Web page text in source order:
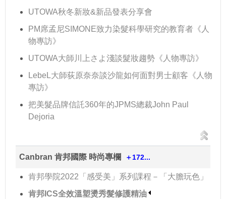
UTOWA秋冬新妝&新品發表分享會
PM席孟尼SIMONE致力染髮科學研究的教育者《人
物專訪》
UTOWA大師川上さよ淺談髮妝趨勢《人物專訪》
LebeL大師荻原奈奈談沙龍如何面對男士顧客《人物
專訪》
把美髮品牌信託360年的JPMS總裁John Paul
Dejoria
Canbran 肯邦國際 時尚專欄 ＋172...
肯邦學院2022「感受美」系列課程－「大膽玩色」
肯邦ICS全效溫塑燙秀髮修護精油